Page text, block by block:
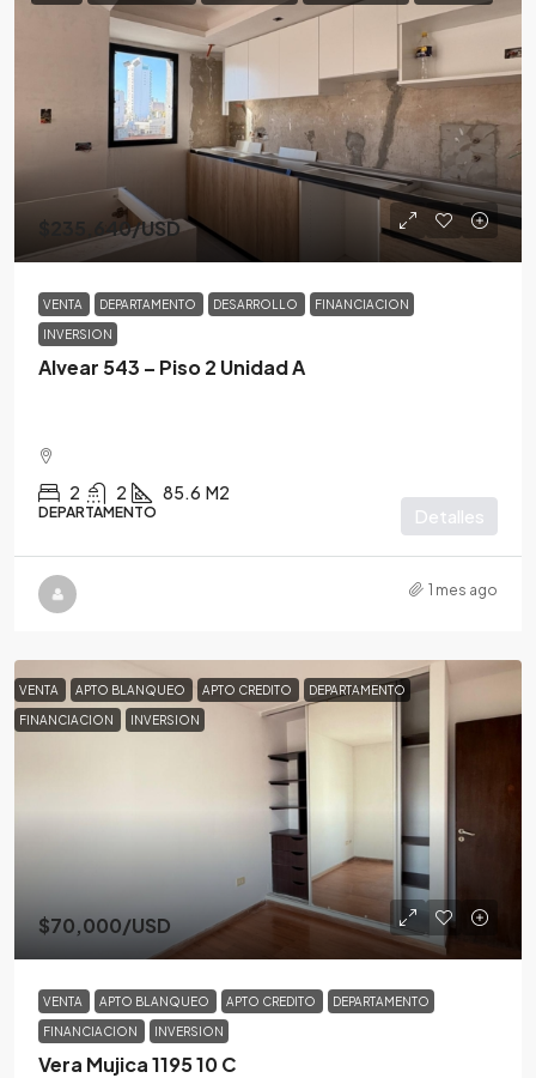
$235,640/USD
VENTA DEPARTAMENTO DESARROLLO FINANCIACION
INVERSION
Alvear 543 – Piso 2 Unidad A
2 2 85.6 M2
DEPARTAMENTO Detalles
1 mes ago
VENTA APTO BLANQUEO APTO CREDITO DEPARTAMENTO
FINANCIACION INVERSION
$70,000/USD
VENTA APTO BLANQUEO APTO CREDITO DEPARTAMENTO
FINANCIACION INVERSION
Vera Mujica 1195 10 C